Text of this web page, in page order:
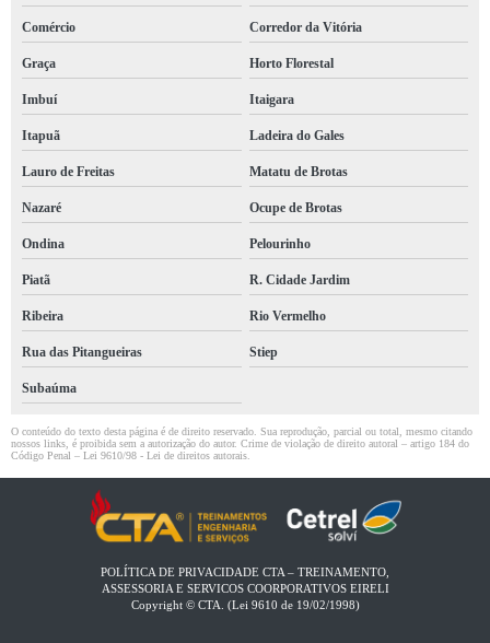
Comércio Corredor da Vitória
Graça Horto Florestal
Imbuí Itaigara
Itapuã Ladeira do Gales
Lauro de Freitas Matatu de Brotas
Nazaré Ocupe de Brotas
Ondina Pelourinho
Piatã R. Cidade Jardim
Ribeira Rio Vermelho
Rua das Pitangueiras Stiep
Subaúma
O conteúdo do texto desta página é de direito reservado. Sua reprodução, parcial ou total, mesmo citando
nossos links, é proibida sem a autorização do autor. Crime de violação de direito autoral – artigo 184 do
Código Penal – Lei 9610/98 - Lei de direitos autorais
POLÍTICA DE PRIVACIDADE CTA – TREINAMENTO,
ASSESSORIA E SERVICOS COORPORATIVOS EIRELI​
Copyright © CTA. (Lei 9610 de 19/02/1998)